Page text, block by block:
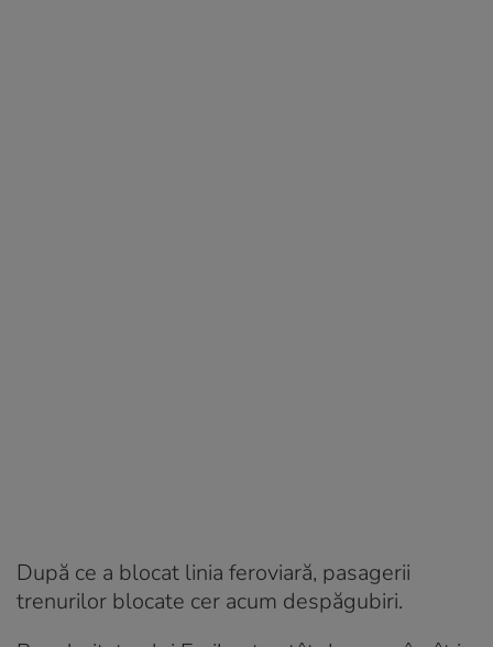
După ce a blocat linia feroviară, pasagerii
trenurilor blocate cer acum despăgubiri.